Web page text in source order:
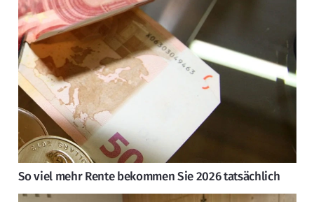
So viel mehr Rente bekommen Sie 2026 tatsächlich